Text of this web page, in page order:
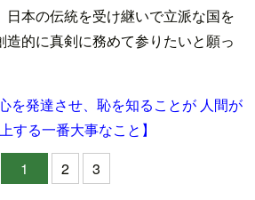
日本の伝統を受け継いで立派な国を
的に真剣に務めて参りたいと願っ
を発達させ、恥を知ることが 人間が
する一番大事なこと】
1
2 3